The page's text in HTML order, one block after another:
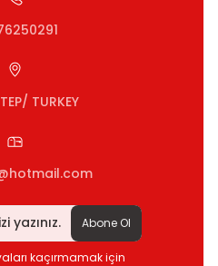
TURKEY
Abone Ol
kaçırmamak için